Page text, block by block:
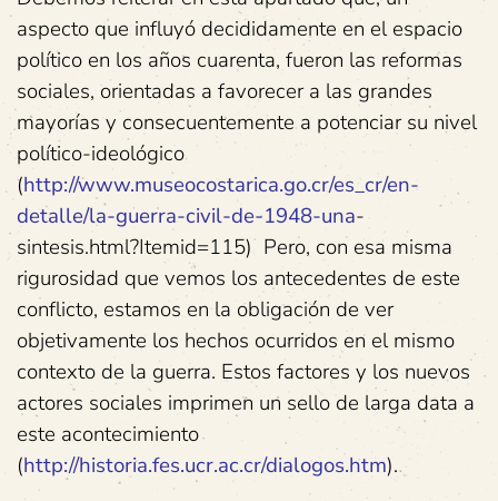
aspecto que influyó decididamente en el espacio
político en los años cuarenta, fueron las reformas
sociales, orientadas a favorecer a las grandes
mayorías y consecuentemente a potenciar su nivel
político-ideológico
(http://www.museocostarica.go.cr/es_cr/en-
detalle/la-guerra-civil-de-1948-una-
sintesis.html?Itemid=115) Pero, con esa misma
rigurosidad que vemos los antecedentes de este
conflicto, estamos en la obligación de ver
objetivamente los hechos ocurridos en el mismo
contexto de la guerra. Estos factores y los nuevos
actores sociales imprimen un sello de larga data a
este acontecimiento
(http://historia.fes.ucr.ac.cr/dialogos.htm).